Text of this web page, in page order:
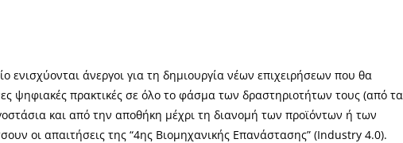
ενισχύονται άνεργοι για τη δημιουργία νέων επιχειρήσεων που θα
ψηφιακές πρακτικές σε όλο το φάσμα των δραστηριοτήτων τους (από τα
και από την αποθήκη μέχρι τη διανομή των προϊόντων ή των
οι απαιτήσεις της “4ης Βιομηχανικής Επανάστασης” (Industry 4.0).